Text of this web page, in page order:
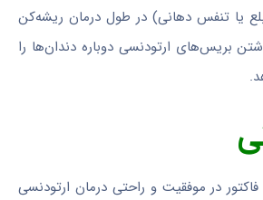
یا تنفس دهانی) در طول درمان ریشه‌کن
بریس‌های ارتودنسی دوباره دندان‌ها را
فاکتور در موفقیت و راحتی درمان ارتودنسی